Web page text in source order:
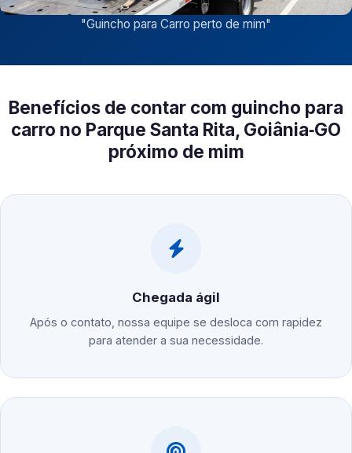
"Guincho para Carro perto de mim"
Benefícios de contar com guincho para
carro no Parque Santa Rita, Goiânia‑GO
próximo de mim
Chegada ágil
Após o contato, nossa equipe se desloca com rapidez
para atender a sua necessidade.